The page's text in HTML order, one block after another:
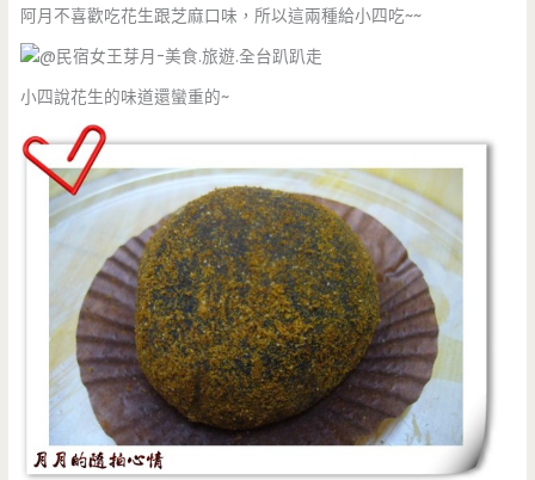
阿月不喜歡吃花生跟芝麻口味，所以這兩種給小四吃~~
小四說花生的味道還蠻重的~